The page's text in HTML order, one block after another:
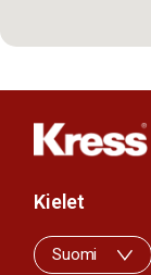
Kielet
Suomi